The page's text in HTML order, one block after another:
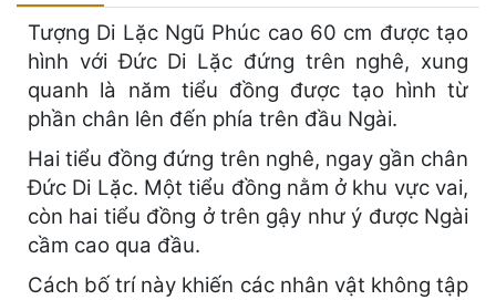
Tượng Di Lặc Ngũ Phúc cao 60 cm được tạo
hình với Đức Di Lặc đứng trên nghê, xung
quanh là năm tiểu đồng được tạo hình từ
phần chân lên đến phía trên đầu Ngài.
Hai tiểu đồng đứng trên nghê, ngay gần chân
Đức Di Lặc. Một tiểu đồng nằm ở khu vực vai,
còn hai tiểu đồng ở trên gậy như ý được Ngài
cầm cao qua đầu.
Cách bố trí này khiến các nhân vật không tập